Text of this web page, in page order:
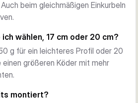
klarem, hochschlagfestem ABS-
3D-Effekt. Jeder Köder ist
ihre detailreiche Beutefisch-Optik
scharfen Berkley Fusion19
sofort einsatzbereit. Laut den
beim gleichmäßigen Einkurbeln
wählen, 17 cm oder 20 cm?
g für ein leichteres Profil oder 20
größeren Köder mit mehr
montiert?